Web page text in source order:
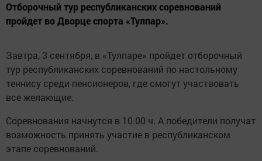
Отборочный тур республиканских соревнований
пройдет во Дворце спорта «Тулпар».
Завтра, 3 сентября, в «Тулпаре» пройдет отборочный
тур республиканских соревнований по настольному
теннису среди пенсионеров, где смогут участвовать
все желающие.
Соревнования начнутся в 10.00 ч. А победители получат
возможность принять участие в республиканском
этапе соревнований.